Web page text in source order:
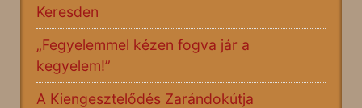
Keresden
„Fegyelemmel kézen fogva jár a
kegyelem!”
A Kiengesztelődés Zarándokútja